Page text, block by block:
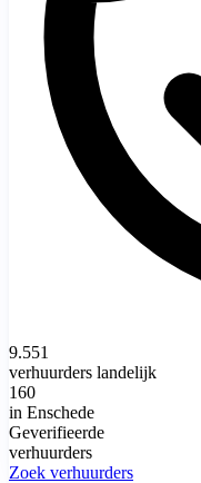
9.551
verhuurders landelijk
160
in Enschede
Geverifieerde
verhuurders
Zoek verhuurders